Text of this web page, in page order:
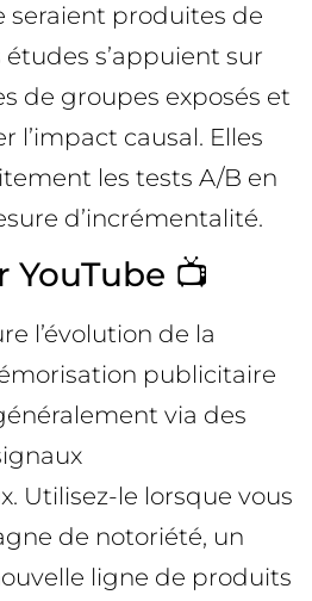
seraient produites de
études s’appuient sur
de groupes exposés et
l’impact causal. Elles
les tests A/B en
d’incrémentalité.
📺
l’évolution de la
publicitaire
via des
Utilisez-le lorsque vous
de notoriété, un
ligne de produits